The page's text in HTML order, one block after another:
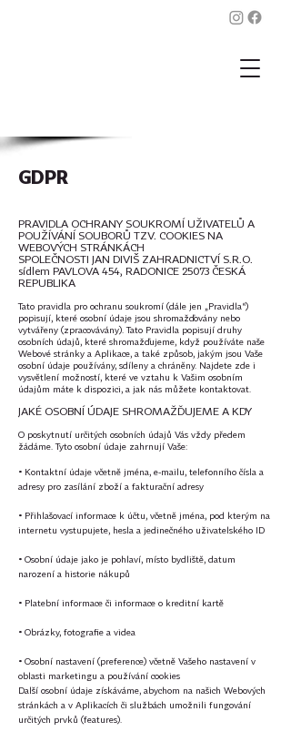
GDPR
PRAVIDLA OCHRANY SOUKROMÍ UŽIVATELŮ A
POUŽÍVÁNÍ SOUBORŮ TZV. COOKIES NA
WEBOVÝCH STRÁNKÁCH
SPOLEČNOSTI JAN DIVIŠ ZAHRADNICTVÍ S.R.O.
sídlem PAVLOVA 454, RADONICE 25073 ČESKÁ
REPUBLIKA
Tato pravidla pro ochranu soukromí (dále jen „Pravidla“)
popisují, které osobní údaje jsou shromažďovány nebo
vytvářeny (zpracovávány). Tato Pravidla popisují druhy
osobních údajů, které shromažďujeme, když používáte naše
Webové stránky a Aplikace, a také způsob, jakým jsou Vaše
osobní údaje používány, sdíleny a chráněny. Najdete zde i
vysvětlení možností, které ve vztahu k Vašim osobním
údajům máte k dispozici, a jak nás můžete kontaktovat.
JAKÉ OSOBNÍ ÚDAJE SHROMAŽĎUJEME A KDY
O poskytnutí určitých osobních údajů Vás vždy předem
žádáme. Tyto osobní údaje zahrnují Vaše:
• Kontaktní údaje včetně jména, e-mailu, telefonního čísla a
adresy pro zasílání zboží a fakturační adresy
• Přihlašovací informace k účtu, včetně jména, pod kterým na
internetu vystupujete, hesla a jedinečného uživatelského ID
• Osobní údaje jako je pohlaví, místo bydliště, datum
narození a historie nákupů
• Platební informace či informace o kreditní kartě
• Obrázky, fotografie a videa
• Osobní nastavení (preference) včetně Vašeho nastavení v
oblasti marketingu a používání cookies
Další osobní údaje získáváme, abychom na našich Webových
stránkách a v Aplikacích či službách umožnili fungování
určitých prvků (features).